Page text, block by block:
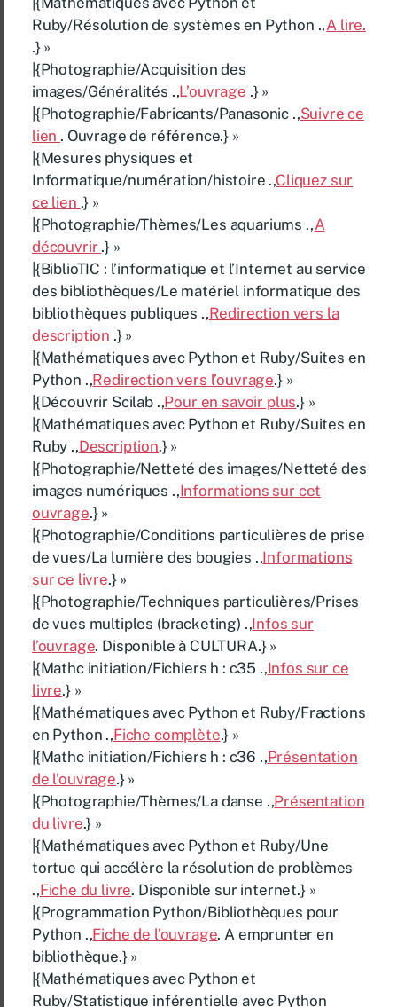
Ruby/Résolution de systèmes en Python .,A lire.
.} »
|{Photographie/Acquisition des
images/Généralités .,L’ouvrage .} »
|{Photographie/Fabricants/Panasonic .,Suivre ce
lien . Ouvrage de référence.} »
|{Mesures physiques et
Informatique/numération/histoire .,Cliquez sur
ce lien .} »
|{Photographie/Thèmes/Les aquariums .,A
découvrir .} »
|{BiblioTIC : l’informatique et l’Internet au service
des bibliothèques/Le matériel informatique des
bibliothèques publiques .,Redirection vers la
description .} »
|{Mathématiques avec Python et Ruby/Suites en
Python .,Redirection vers l’ouvrage.} »
|{Découvrir Scilab .,Pour en savoir plus.} »
|{Mathématiques avec Python et Ruby/Suites en
Ruby .,Description.} »
|{Photographie/Netteté des images/Netteté des
images numériques .,Informations sur cet
ouvrage.} »
|{Photographie/Conditions particulières de prise
de vues/La lumière des bougies .,Informations
sur ce livre.} »
|{Photographie/Techniques particulières/Prises
de vues multiples (bracketing) .,Infos sur
l’ouvrage. Disponible à CULTURA.} »
|{Mathc initiation/Fichiers h : c35 .,Infos sur ce
livre.} »
|{Mathématiques avec Python et Ruby/Fractions
en Python .,Fiche complète.} »
|{Mathc initiation/Fichiers h : c36 .,Présentation
de l’ouvrage.} »
|{Photographie/Thèmes/La danse .,Présentation
du livre.} »
|{Mathématiques avec Python et Ruby/Une
tortue qui accélère la résolution de problèmes
.,Fiche du livre. Disponible sur internet.} »
|{Programmation Python/Bibliothèques pour
Python .,Fiche de l’ouvrage. A emprunter en
bibliothèque.} »
|{Mathématiques avec Python et
Ruby/Statistique inférentielle avec Python